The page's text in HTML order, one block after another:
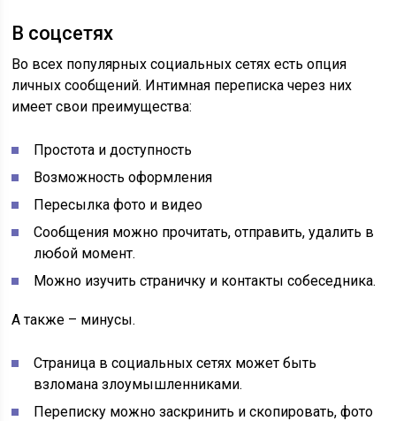
В соцсетях
Во всех популярных социальных сетях есть опция
личных сообщений. Интимная переписка через них
имеет свои преимущества:
Простота и доступность
Возможность оформления
Пересылка фото и видео
Сообщения можно прочитать, отправить, удалить в
любой момент.
Можно изучить страничку и контакты собеседника.
А также – минусы.
Страница в социальных сетях может быть
взломана злоумышленниками.
Переписку можно заскринить и скопировать, фото